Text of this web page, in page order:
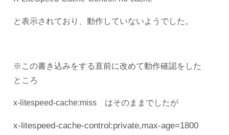
と表示されており、動作していないようでした。
※この書き込みをする直前に改めて動作確認をした
ところ
x-litespeed-cache:miss はそのままでしたが
x-litespeed-cache-control:private,max-age=1800